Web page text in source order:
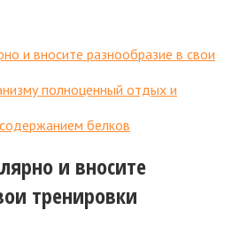
и вносите разнообразие в свои
полноценный отдых и
белков
и вносите
тренировки